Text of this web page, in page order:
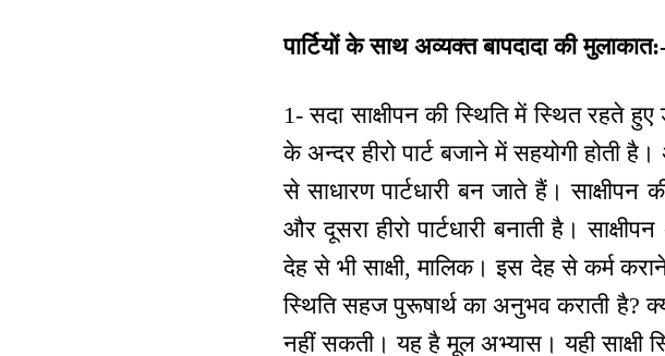
पार्टियों के साथ अव्यक्त बापदादा की
1- सदा साक्षीपन की स्थिति में स्थित रहते
के अन्दर हीरो पार्ट बजाने में सहयोगी होती है।
से साधारण पार्टधारी बन जाते हैं।
और दूसरा हीरो पार्टधारी बनाती है।
देह से भी साक्षी, मालिक। इस देह से कर्म कराने
स्थिति सहज पुरूषार्थ का अनुभव कराती है?
नहीं सकती। यह है मूल अभ्यास। यही साक्षी